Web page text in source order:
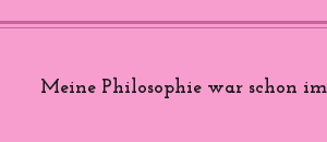
Meine Philosophie war schon